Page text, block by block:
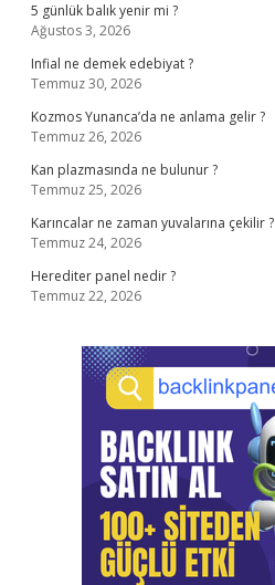
5 günlük balık yenir mi ?
Ağustos 3, 2026
Infial ne demek edebiyat ?
Temmuz 30, 2026
Kozmos Yunanca’da ne anlama gelir ?
Temmuz 26, 2026
Kan plazmasında ne bulunur ?
Temmuz 25, 2026
Karıncalar ne zaman yuvalarına çekilir ?
Temmuz 24, 2026
Herediter panel nedir ?
Temmuz 22, 2026